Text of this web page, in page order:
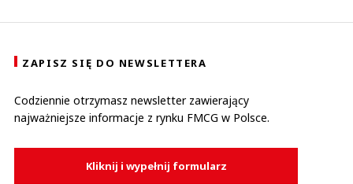
ZAPISZ SIĘ DO NEWSLETTERA
Codziennie otrzymasz newsletter zawierający
najważniejsze informacje z rynku FMCG w Polsce.
Kliknij i wypełnij formularz